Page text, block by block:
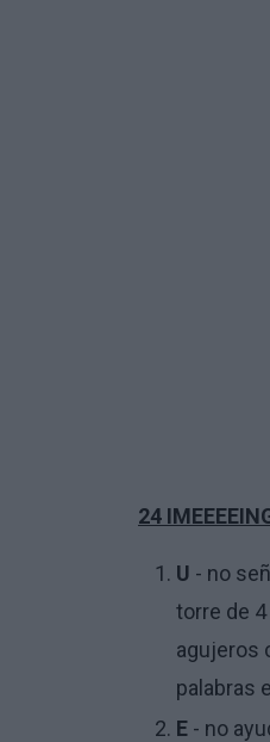
24
U - no
torre de
agujeros
palabras
E - no